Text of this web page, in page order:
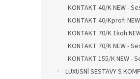
KONTAKT 40/K NEW -
KONTAKT 40/Kprofi
KONTAKT 70/K 1koh
KONTAKT 70/K NEW -
KONTAKT 155/K NEW -
LUXUSNÍ SESTAVY S